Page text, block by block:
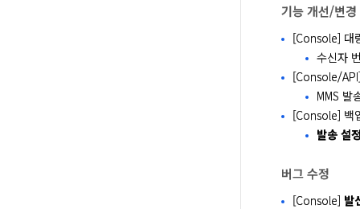
기능 개선/변경
[Console] 대
수신자
[Console/
MMS 발
[Console] 백
발송 설
버그 수정
[Console] 발